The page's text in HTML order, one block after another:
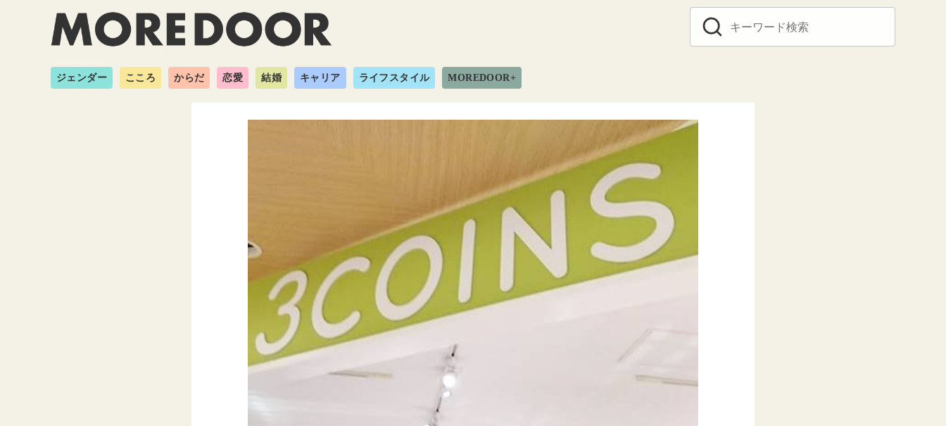
ジェンダー こころ からだ 恋愛 結婚 キャリア ライフスタイル MOREDOOR+